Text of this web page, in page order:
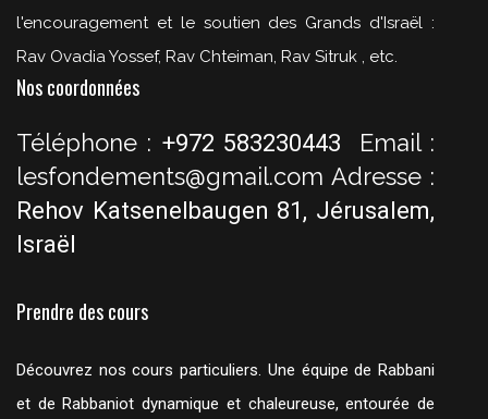
l'encouragement et le soutien des Grands d'Israël :
Rav Ovadia Yossef, Rav Chteiman, Rav Sitruk , etc.
Nos coordonnées
Téléphone : +972 583230443 Email :
lesfondements@gmail.com Adresse :
Rehov Katsenelbaugen 81, Jérusalem,
Israël
Prendre des cours
Découvrez nos cours particuliers. Une équipe de Rabbani
et de Rabbaniot dynamique et chaleureuse, entourée de